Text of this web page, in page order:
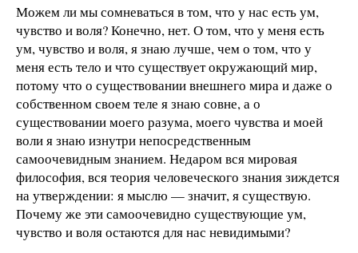
Можем ли мы сомневаться в том, что у нас есть ум,
чувство и воля? Конечно, нет. О том, что у меня есть
ум, чувство и воля, я знаю лучше, чем о том, что у
меня есть тело и что существует окружающий мир,
потому что о существовании внешнего мира и даже о
собственном своем теле я знаю совне, а о
существовании моего разума, моего чувства и моей
воли я знаю изнутри непосредственным
самоочевидным знанием. Недаром вся мировая
философия, вся теория человеческого знания зиждется
на утверждении: я мыслю — значит, я существую.
Почему же эти самоочевидно существующие ум,
чувство и воля остаются для нас невидимыми?